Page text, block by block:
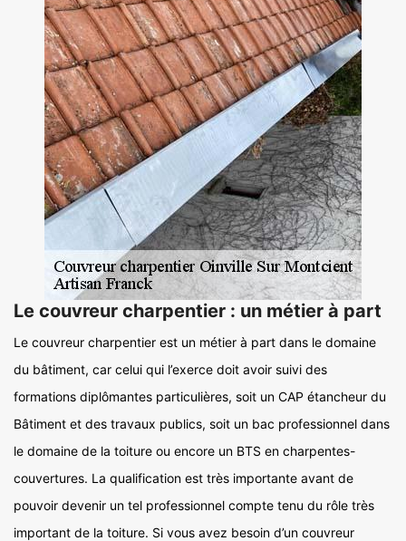
Le couvreur charpentier : un métier à part
Le couvreur charpentier est un métier à part dans le domaine
du bâtiment, car celui qui l’exerce doit avoir suivi des
formations diplômantes particulières, soit un CAP étancheur du
Bâtiment et des travaux publics, soit un bac professionnel dans
le domaine de la toiture ou encore un BTS en charpentes-
couvertures. La qualification est très importante avant de
pouvoir devenir un tel professionnel compte tenu du rôle très
important de la toiture. Si vous avez besoin d’un couvreur